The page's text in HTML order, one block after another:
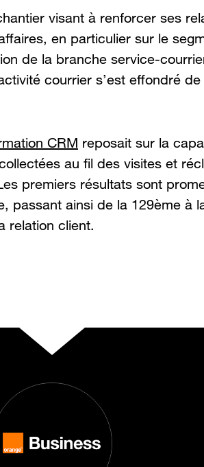
visant à renforcer ses
en particulier sur le
de la branche service-
courrier s’est effondré
CRM reposait sur la
au fil des visites et
premiers résultats sont
passant ainsi de la 129ème à
relation client.